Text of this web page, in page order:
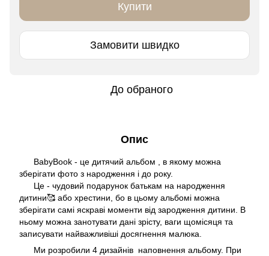
Купити
Замовити швидко
До обраного
Опис
BabyBook - це дитячий альбом , в якому можна
зберігати фото з народження і до року.
Це - чудовий подарунок батькам на народження
дитини🥰 або хрестини, бо в цьому альбомі можна
зберігати самі яскраві моменти від зародження дитини. В
ньому можна занотувати дані зрісту, ваги щомісяця та
записувати найважливіші досягнення малюка.
Ми розробили 4 дизайнів наповнення альбому. При